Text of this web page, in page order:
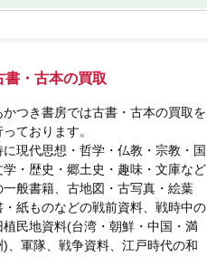
書・古本の買取
かつき書房では古書・古本の買取を
っております。
に現代思想・哲学・仏教・宗教・国
学・歴史・郷土史・趣味・文庫など
一般書籍、古地図・古写真・絵葉
・紙ものなどの戦前資料、戦時中の
植民地資料(台湾・朝鮮・中国・満
)、軍隊、戦争資料、江戸時代の和